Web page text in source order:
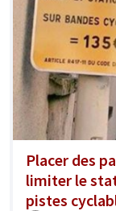
Placer des
limiter le
pistes